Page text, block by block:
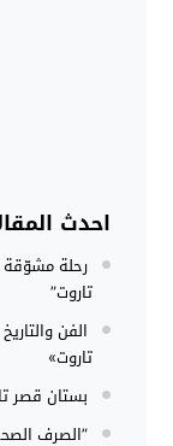
احدث
رحلة مشوّقة
تاروت”
الفن
تاروت»
بستان قصر
”الصرف